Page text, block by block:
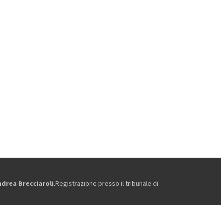
Brecciaroli.Registrazione presso il tribunale di